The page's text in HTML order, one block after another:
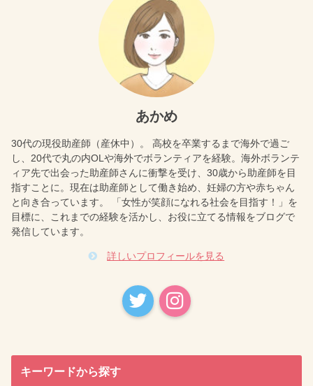
あかめ
30代の現役助産師（産休中）。 高校を卒業するまで海外で過ご
し、20代で丸の内OLや海外でボランティアを経験。海外ボランテ
ィア先で出会った助産師さんに衝撃を受け、30歳から助産師を目
指すことに。現在は助産師として働き始め、妊婦の方や赤ちゃん
と向き合っています。 「女性が笑顔になれる社会を目指す！」を
目標に、これまでの経験を活かし、お役に立てる情報をブログで
発信しています。
詳しいプロフィールを見る
キーワードから探す